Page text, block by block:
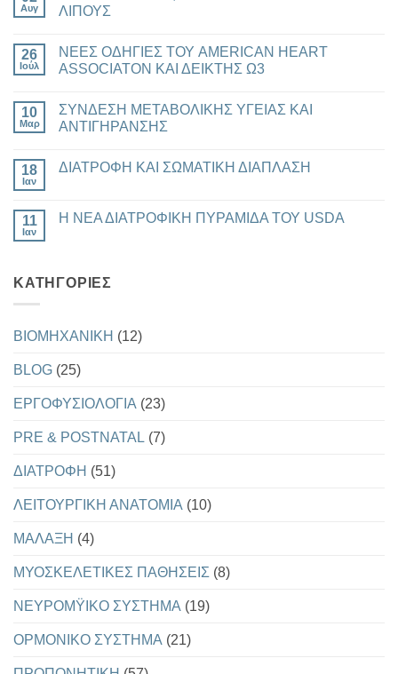
Αυγ
ΛΙΠΟΥΣ
σχόλια
στο
ΕΜΜΗΝΟΠΑΥΣΗ,
ΑΠΩΛΕΙΑ
ΛΙΠΟΥΣ
26
Ιούλ
ΝΕΕΣ ΟΔΗΓΙΕΣ ΤΟΥ AMERICAN HEART
ASSOCIATON ΚΑΙ ΔΕΙΚΤΗΣ Ω3
σχόλια
στο
ΝΕΕΣ
AMERICAN
ΔΕΙΚΤΗΣ
Ω3
10
Μαρ
ΣΥΝΔΕΣΗ ΜΕΤΑΒΟΛΙΚΗΣ ΥΓΕΙΑΣ ΚΑΙ
ΑΝΤΙΓΗΡΑΝΣΗΣ
σχόλια
ΥΓΕΙΑΣ
ΚΑΙ
18
Ιαν
ΔΙΑΤΡΟΦΗ ΚΑΙ ΣΩΜΑΤΙΚΗ ΔΙΑΠΛΑΣΗ
στο
11
Ιαν
Η ΝΕΑ ΔΙΑΤΡΟΦΙΚΗ ΠΥΡΑΜΙΔΑ ΤΟΥ USDA
Η
USDA
KΑΤΗΓΟΡΊΕΣ
BIOMHXANIKH (12)
BLOG (25)
EΡΓΟΦΥΣΙΟΛΟΓΙΑ (23)
PRE & POSTNATAL (7)
ΔΙΑΤΡΟΦΗ (51)
ΛΕΙΤΟΥΡΓΙΚΗ ΑΝΑΤΟΜΙΑ (10)
ΜΑΛΑΞΗ (4)
ΜΥΟΣΚΕΛΕΤΙΚΕΣ ΠΑΘΗΣΕΙΣ (8)
ΝΕΥΡΟΜΫΙΚΟ ΣΥΣΤΗΜΑ (19)
ΟΡΜΟΝΙΚΟ ΣΥΣΤΗΜΑ (21)